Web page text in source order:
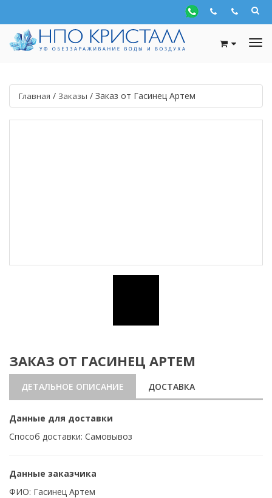
Главная / Заказы / Заказ от Гасинец Артем
ЗАКАЗ ОТ ГАСИНЕЦ АРТЕМ
ДЕТАЛЬНОЕ ОПИСАНИЕ ДОСТАВКА
Данные для доставки
Способ доставки: Самовывоз
Данные заказчика
ФИО: Гасинец Артем